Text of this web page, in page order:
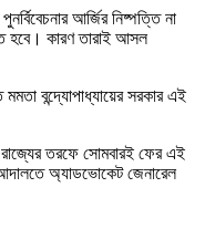
আর্জির নিষ্পত্তি না
হবে। কারণ তারাই আসল
মমতা বন্দ্যোপাধ্যায়ের সরকার এই
রাজ্যের তরফে সোমবারই ফের এই
আদালতে অ্যাডভোকেট জেনারেল